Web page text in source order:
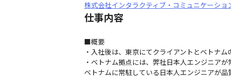
株式会社インタラクティブ・コミュニケーショ
仕事内容
■概要
・入社後は、東京にてクライアントとベトナ
・ベトナム拠点には、弊社日本人エンジニア
ベトナムに常駐している日本人エンジニアが